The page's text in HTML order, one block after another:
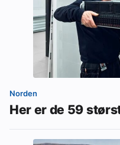
Norden
Her er de 59